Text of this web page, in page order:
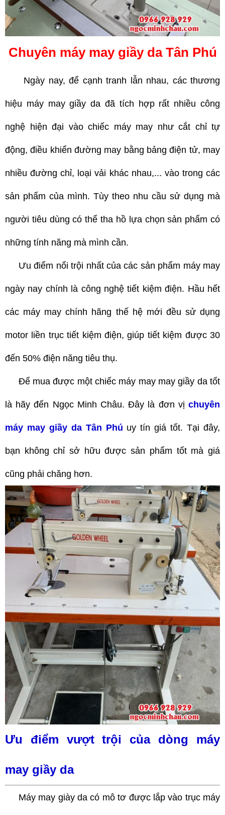
Chuyên máy may giầy da Tân Phú
Ngày nay, để cạnh tranh lẫn nhau, các thương
hiệu máy may giầy da đã tích hợp rất nhiều công
nghệ hiện đại vào chiếc máy may như cắt chỉ tự
động, điều khiển đường may bằng bảng điện tử, may
nhiều đường chỉ, loại vải khác nhau,... vào trong các
sản phẩm của mình. Tùy theo nhu cầu sử dụng mà
người tiêu dùng có thể tha hồ lựa chọn sản phẩm có
những tính năng mà mình cần.
Ưu điểm nổi trội nhất của các sản phẩm máy may
ngày nay chính là công nghệ tiết kiệm điện. Hầu hết
các máy may chính hãng thế hệ mới đều sử dụng
motor liền trục tiết kiệm điện, giúp tiết kiệm được 30
đến 50% điện năng tiêu thụ.
Để mua được một chiếc máy may may giầy da tốt
là hãy đến Ngọc Minh Châu. Đây là đơn vị chuyên
máy may giầy da Tân Phú uy tín giá tốt. Tại đây,
bạn không chỉ sở hữu được sản phẩm tốt mà giá
cũng phải chăng hơn.
Ưu điểm vượt trội của dòng máy
may giầy da
Máy may giày da có mô tơ được lắp vào trục máy